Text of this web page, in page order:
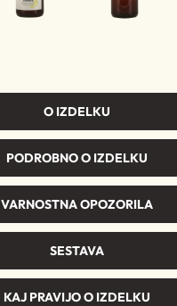
O IZDELKU
PODROBNO O IZDELKU
VARNOSTNA OPOZORILA
SESTAVA
KAJ PRAVIJO O IZDELKU